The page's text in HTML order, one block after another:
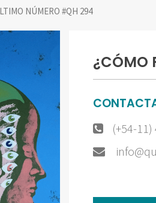
NÚMERO #QH 294
¿CÓMO
(+54-